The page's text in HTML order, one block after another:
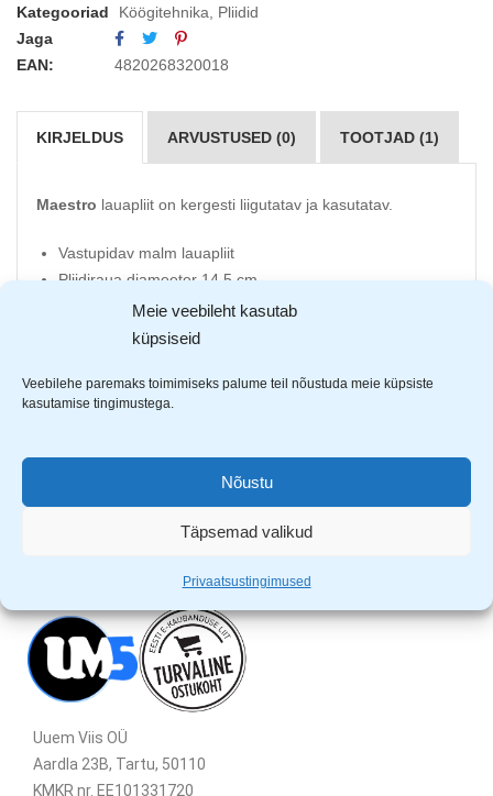
Meie veebileht kasutab
küpsiseid
Veebilehe paremaks toimimiseks palume teil nõustuda meie küpsiste
kasutamise tingimustega.
Nõustu
Täpsemad valikud
Privaatsustingimused
Kategooriad
Köögitehnika
Pliidid
Jaga
EAN:
4820268320018
KIRJELDUS ARVUSTUSED (0) TOOTJAD (1)
Maestro lauapliit on kergesti liigutatav ja kasutatav.
Vastupidav malm lauapliit
Pliidiraua diameeter 14.5 cm
Läheb kiiresti soojaks
Reguleeritav termostaat
Kummist jalad takistavad paigast liikumist
Ülekuumenemise kaitse
Uuem Viis OÜ
Aardla 23B, Tartu, 50110
KMKR nr. EE101331720